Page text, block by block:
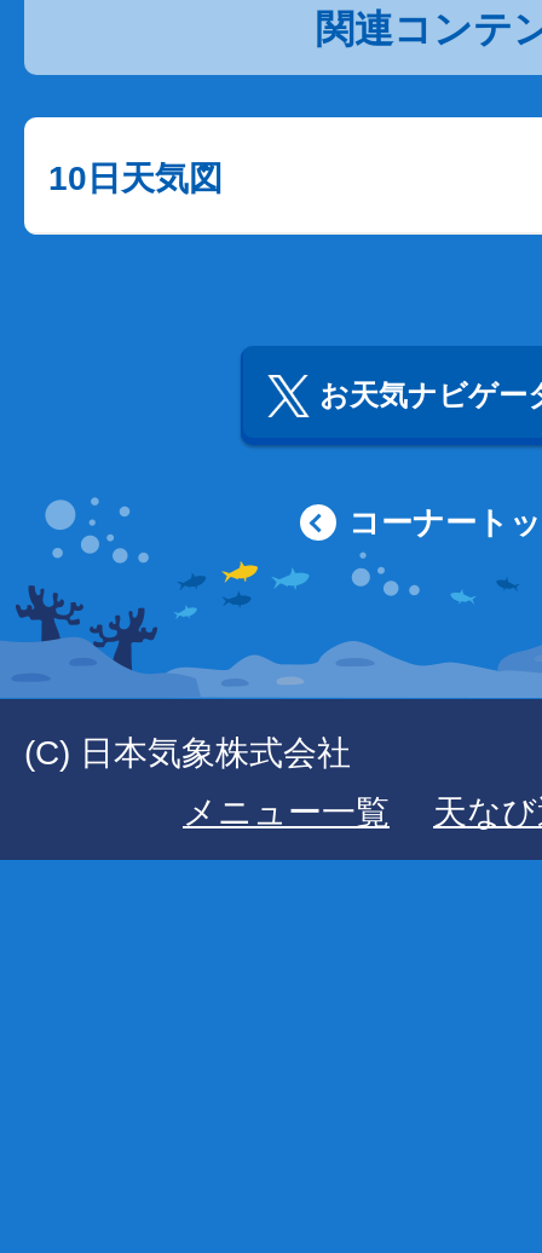
関連コンテ
10日天気図
お天気ナビゲー
コーナート
(C) 日本気象株式会社
メニュー一覧
天な